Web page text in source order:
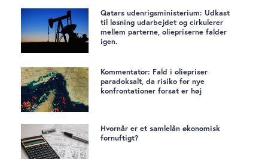
Qatars udenrigsministerium: Udkast
til løsning udarbejdet og cirkulerer
mellem parterne, oliepriserne falder
igen.
Kommentator: Fald i oliepriser
paradoksalt, da risiko for nye
konfrontationer forsat er høj
Hvornår er et samlelån økonomisk
fornuftigt?